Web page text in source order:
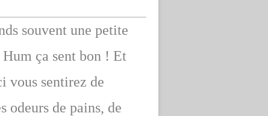
souvent une petite
ça sent bon ! Et
vous sentirez de
odeurs de pains, de